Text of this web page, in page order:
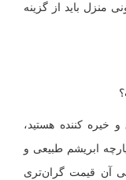
منزل باید از گزینه
خیره کننده هستید،
ابریشم طبیعی و
آن قیمت گران‌تری